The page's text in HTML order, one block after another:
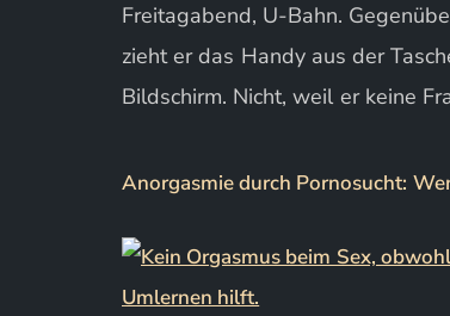
Freitagabend, U-Bahn.
zieht er das Handy aus der
Bildschirm. Nicht, weil er keine
Anorgasmie durch Pornosucht: